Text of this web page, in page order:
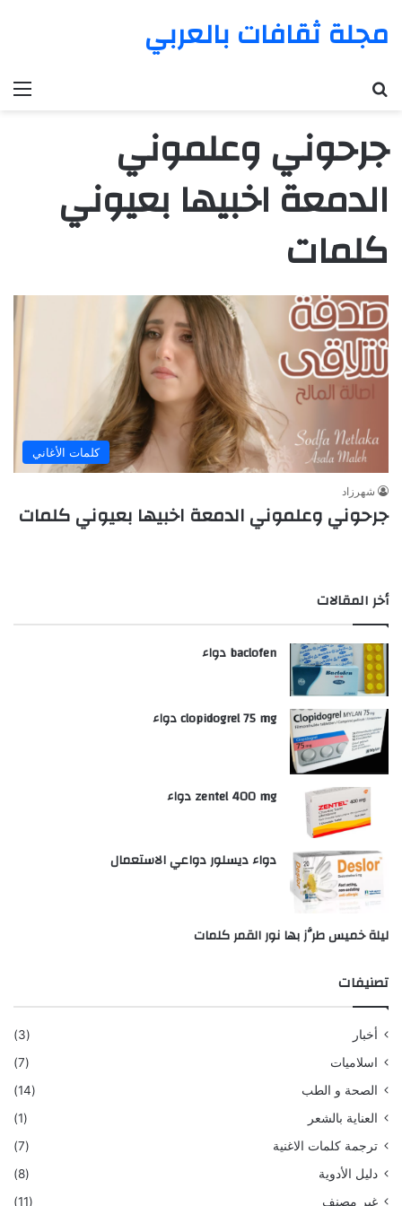
مجلة ثقافات بالعربي
جرحوني وعلموني
الدمعة اخبيها بعيوني
كلمات
كلمات الأغاني
شهرزاد
جرحوني وعلموني الدمعة اخبيها بعيوني كلمات
أخر المقالات
baclofen دواء
clopidogrel 75 mg دواء
zentel 400 mg دواء
دواء ديسلور دواعي الاستعمال
ليلة خميس طرَّز بها نور القمر كلمات
تصنيفات
أخبار
(3)
اسلاميات
(7)
الصحة و الطب
(14)
العناية بالشعر
(1)
ترجمة كلمات الاغنية
(7)
دليل الأدوية
(8)
غير مصنف
(11)